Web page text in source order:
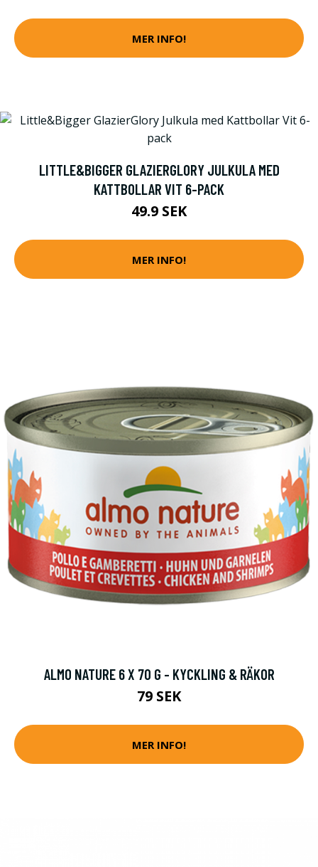
MER INFO!
LITTLE&BIGGER GLAZIERGLORY JULKULA MED
KATTBOLLAR VIT 6-PACK
49.9 SEK
MER INFO!
ALMO NATURE 6 X 70 G - KYCKLING & RÄKOR
79 SEK
MER INFO!